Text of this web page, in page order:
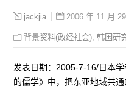
jackjia 2006 年 11 月
背景资料(政经社会) ,韩国研
发表日期：2005-7-16/日本
的儒学》中，把东亚地域共通